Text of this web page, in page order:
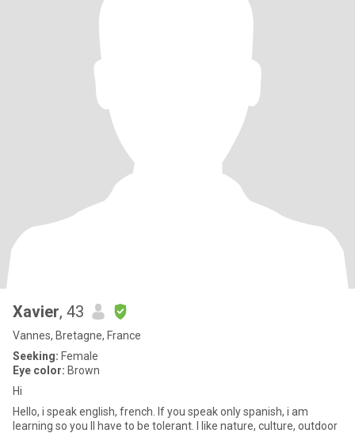
Xavier, 43
Vannes, Bretagne, France
Seeking: Female
Eye color: Brown
Hi
Hello, i speak english, french. If you speak only spanish, i am
learning so you ll have to be tolerant. I like nature, culture, outdoor